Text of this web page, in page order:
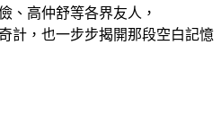
、高仲舒等各界友人，
計，也一步步揭開那段空白記憶